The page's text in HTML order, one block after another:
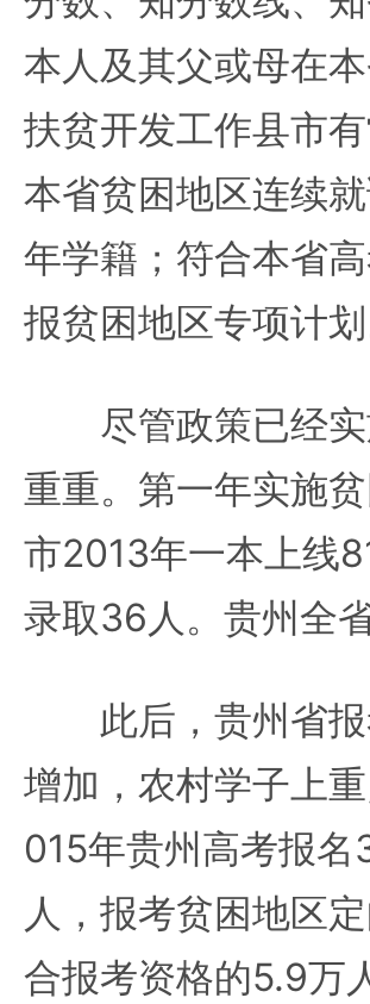
本人及其父或母在
扶贫开发工作县市
本省贫困地区连续
年学籍；符合本省
报贫困地区专项计划
尽管政策已经实
重重。第一年实施
市2013年一本上线
录取36人。贵州全
此后，贵州省报
增加，农村学子上
015年贵州高考报
人，报考贫困地区
合报考资格的5.9万